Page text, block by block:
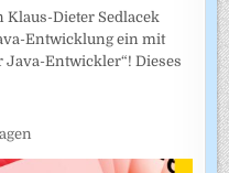
Klaus-Dieter Sedlacek
Entwicklung ein mit
Java-Entwickler“! Dieses